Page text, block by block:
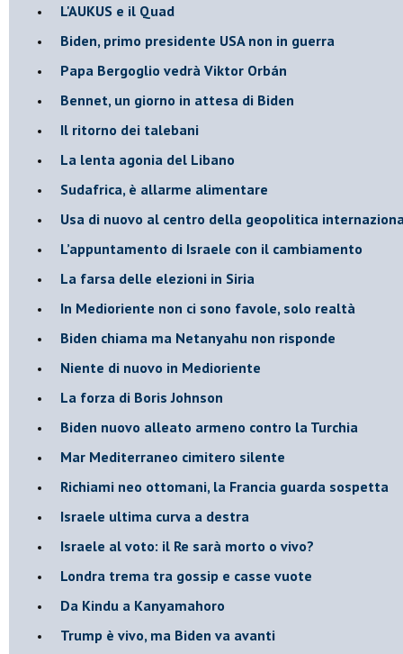
L'AUKUS e il Quad
Biden, primo presidente USA non in guerra
Papa Bergoglio vedrà Viktor Orbán
Bennet, un giorno in attesa di Biden
Il ritorno dei talebani
​La lenta agonia del Libano
Sudafrica, è allarme alimentare
Usa di nuovo al centro della geopolitica
L’appuntamento di Israele con il cambiamento
La farsa delle elezioni in Siria
In Medioriente non ci sono favole, solo realtà
Biden chiama ma Netanyahu non risponde
Niente di nuovo in Medioriente
La forza di Boris Johnson
Biden nuovo alleato armeno contro la Turchia
Mar Mediterraneo cimitero silente
Richiami neo ottomani, la Francia guarda sospetta
Israele ultima curva a destra
Israele al voto: il Re sarà morto o vivo?
Londra trema tra gossip e casse vuote
Da Kindu a Kanyamahoro
Trump è vivo, ma Biden va avanti